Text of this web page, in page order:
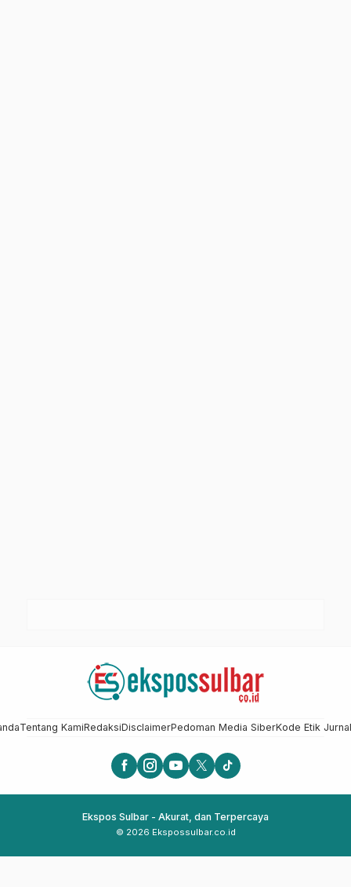
Tentang KamiRedaksiDisclaimerPedoman Media SiberKode Etik
Ekspos Sulbar - Akurat, dan Terpercaya
© 2026 Ekspossulbar.co.id